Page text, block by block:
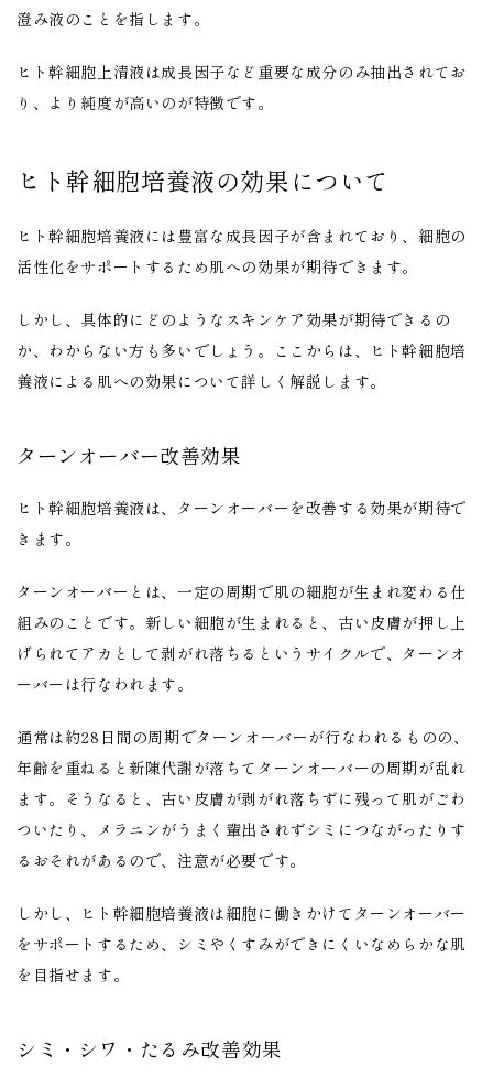
澄み液のことを指します。
ヒト幹細胞上清液は成長因子など重要な成分のみ抽出されてお
り、より純度が高いのが特徴です。
ヒト幹細胞培養液の効果について
ヒト幹細胞培養液には豊富な成長因子が含まれており、細胞の
活性化をサポートするため肌への効果が期待できます。
しかし、具体的にどのようなスキンケア効果が期待できるの
か、わからない方も多いでしょう。ここからは、ヒト幹細胞培
養液による肌への効果について詳しく解説します。
ターンオーバー改善効果
ヒト幹細胞培養液は、ターンオーバーを改善する効果が期待で
きます。
ターンオーバーとは、一定の周期で肌の細胞が生まれ変わる仕
組みのことです。新しい細胞が生まれると、古い皮膚が押し上
げられてアカとして剥がれ落ちるというサイクルで、ターンオ
ーバーは行なわれます。
通常は約28日間の周期でターンオーバーが行なわれるものの、
年齢を重ねると新陳代謝が落ちてターンオーバーの周期が乱れ
ます。そうなると、古い皮膚が剥がれ落ちずに残って肌がごわ
ついたり、メラニンがうまく輩出されずシミにつながったりす
るおそれがあるので、注意が必要です。
しかし、ヒト幹細胞培養液は細胞に働きかけてターンオーバー
をサポートするため、シミやくすみができにくいなめらかな肌
を目指せます。
シミ・シワ・たるみ改善効果